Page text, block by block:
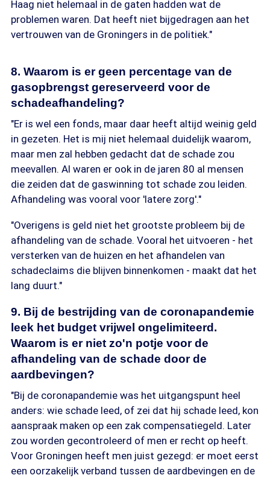
Haag niet helemaal in de gaten hadden wat de
problemen waren. Dat heeft niet bijgedragen aan het
vertrouwen van de Groningers in de politiek."
8. Waarom is er geen percentage van de
gasopbrengst gereserveerd voor de
schadeafhandeling?
"Er is wel een fonds, maar daar heeft altijd weinig geld
in gezeten. Het is mij niet helemaal duidelijk waarom,
maar men zal hebben gedacht dat de schade zou
meevallen. Al waren er ook in de jaren 80 al mensen
die zeiden dat de gaswinning tot schade zou leiden.
Afhandeling was vooral voor 'latere zorg'."
"Overigens is geld niet het grootste probleem bij de
afhandeling van de schade. Vooral het uitvoeren - het
versterken van de huizen en het afhandelen van
schadeclaims die blijven binnenkomen - maakt dat het
lang duurt."
9. Bij de bestrijding van de coronapandemie
leek het budget vrijwel ongelimiteerd.
Waarom is er niet zo'n potje voor de
afhandeling van de schade door de
aardbevingen?
"Bij de coronapandemie was het uitgangspunt heel
anders: wie schade leed, of zei dat hij schade leed, kon
aanspraak maken op een zak compensatiegeld. Later
zou worden gecontroleerd of men er recht op heeft.
Voor Groningen heeft men juist gezegd: er moet eerst
een oorzakelijk verband tussen de aardbevingen en de